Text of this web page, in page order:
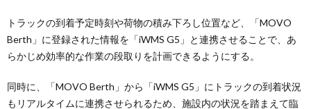
トラックの到着予定時刻や荷物の積み下ろし位置など、「MOVO
Berth」に登録された情報を「iWMS G5」と連携させることで、あ
らかじめ効率的な作業の段取りを計画できるようにする。
同時に、「MOVO Berth」から「iWMS G5」にトラックの到着状況
もリアルタイムに連携させられるため、施設内の状況を踏まえて臨